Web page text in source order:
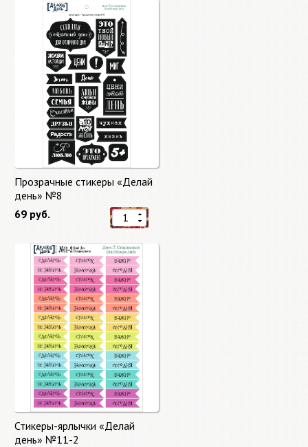
Прозрачные стикеры «Делай
день» №8
69 руб.
Стикеры-ярлычки «Делай
день» №11-2